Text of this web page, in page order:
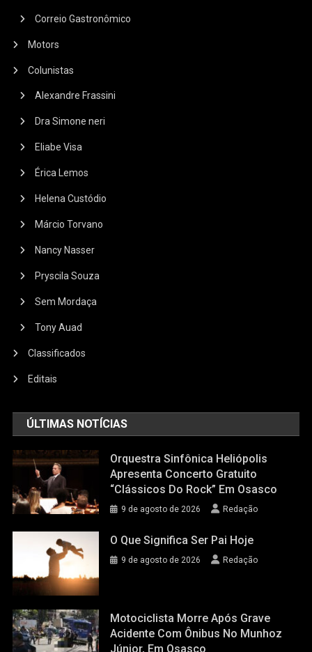
Correio Gastronômico
Motors
Colunistas
Alexandre Frassini
Dra Simone neri
Eliabe Visa
Érica Lemos
Helena Custódio
Márcio Torvano
Nancy Nasser
Pryscila Souza
Sem Mordaça
Tony Auad
Classificados
Editais
ÚLTIMAS NOTÍCIAS
Orquestra Sinfônica Heliópolis
Apresenta Concerto Gratuito
“Clássicos Do Rock” Em Osasco
9 de agosto de 2026 Redação
O Que Significa Ser Pai Hoje
9 de agosto de 2026 Redação
Motociclista Morre Após Grave
Acidente Com Ônibus No Munhoz
Júnior, Em Osasco